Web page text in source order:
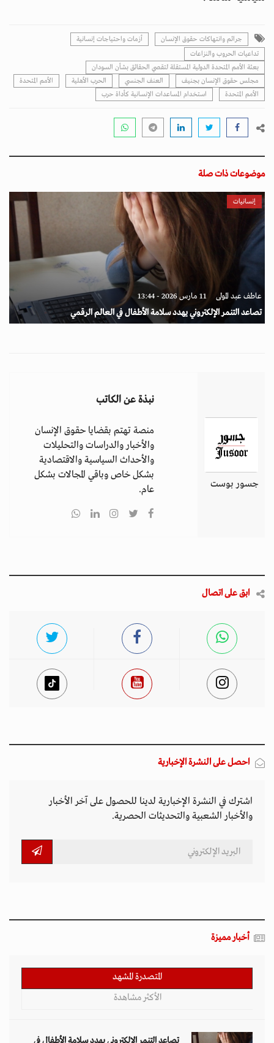
جرائم وانتهاكات حقوق الإنسان
أزمات واحتياجات إنسانية
تداعيات الحروب والنزاعات
بعثة الأمم المتحدة الدولية المستقلة لتقصي الحقائق بشأن السودان
مجلس حقوق الإنسان بجنيف
العنف الجنسي الحرب الأهلية
الأمم المتحدة
اﻷمم المتحدة
استخدام المساعدات الإنسانية كأداة حرب
موضوعات ذات صلة
إنسانيات
عاطف عبد المولى 11 مارس 2026 - 13:44
تصاعد التنمر الإلكتروني يهدد سلامة الأطفال في العالم الرقمي
جسور بوست
نبذة عن الكاتب
منصة تهتم بقضايا حقوق الإنسان
والأخبار والدراسات والتحليلات
والأحداث السياسية والاقتصادية
بشكل خاص وباقي المجالات بشكل
عام.
ابق على اتصال
احصل على النشرة الإخبارية
اشترك في النشرة الإخبارية لدينا للحصول على آخر الأخبار
والأخبار الشعبية والتحديثات الحصرية.
أخبار مميزة
المتصدرة المشهد
الأكثر مشاهدة
تصاعد التنمر الإلكتروني يهدد سلامة الأطفال في